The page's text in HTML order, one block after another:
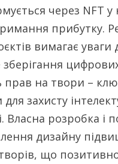
через NFT
прибутку.
вимагає уваги
прав на твори –
захисту
Власна розробка і
дизайну
творів, що